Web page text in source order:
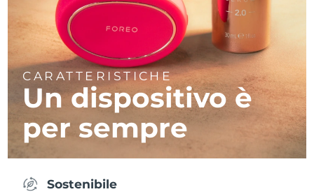
CARATTERISTICHE
Un dispositivo è
per sempre
Sostenibile